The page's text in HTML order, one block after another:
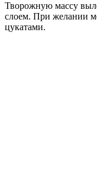
Творожную массу
слоем. При желании
цукатами.